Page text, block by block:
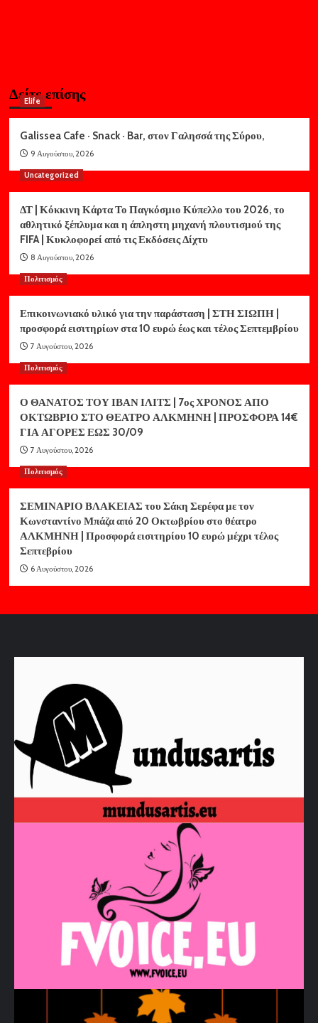
Δείτε επίσης
Elife
Galissea Cafe · Snack · Bar, στον Γαλησσά της Σύρου,
9 Αυγούστου, 2026
Uncategorized
ΔΤ | Κόκκινη Κάρτα Το Παγκόσμιο Κύπελλο του 2026, το
αθλητικό ξέπλυμα και η άπληστη μηχανή πλουτισμού της
FIFA | Κυκλοφορεί από τις Εκδόσεις Δίχτυ
8 Αυγούστου, 2026
Πολιτισμός
Επικοινωνιακό υλικό για την παράσταση | ΣΤΗ ΣΙΩΠΗ |
προσφορά εισιτηρίων στα 10 ευρώ έως και τέλος Σεπτεμβρίου
7 Αυγούστου, 2026
Πολιτισμός
Ο ΘΑΝΑΤΟΣ ΤΟΥ ΙΒΑΝ ΙΛΙΤΣ | 7ος ΧΡΟΝΟΣ ΑΠΟ
ΟΚΤΩΒΡΙΟ ΣΤΟ ΘΕΑΤΡΟ ΑΛΚΜΗΝΗ | ΠΡΟΣΦΟΡΑ 14€
ΓΙΑ ΑΓΟΡΕΣ ΕΩΣ 30/09
7 Αυγούστου, 2026
Πολιτισμός
ΣΕΜΙΝΑΡΙΟ ΒΛΑΚΕΙΑΣ του Σάκη Σερέφα με τον
Κωνσταντίνο Μπάζα από 20 Οκτωβρίου στο θέατρο
ΑΛΚΜΗΝΗ | Προσφορά εισιτηρίου 10 ευρώ μέχρι τέλος
Σεπτεβρίου
6 Αυγούστου, 2026